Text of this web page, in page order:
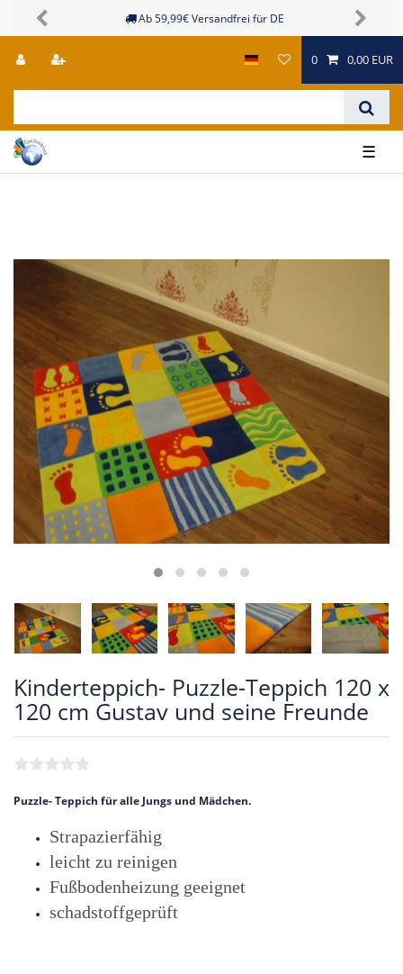
Ab 59,99€ Versandfrei für DE
Previous Next
0 0,00 EUR
☰
Kinderteppich- Puzzle-Teppich 120 x
120 cm Gustav und seine Freunde
Puzzle- Teppich für alle Jungs und Mädchen.
Strapazierfähig
leicht zu reinigen
Fußbodenheizung geeignet
schadstoffgeprüft